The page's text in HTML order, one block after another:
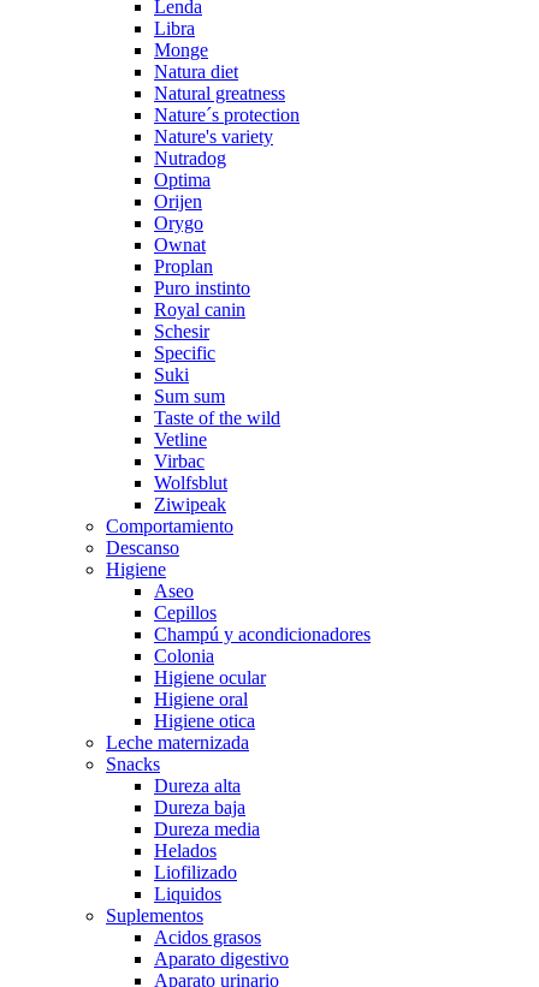
Lenda
Libra
Monge
Natura diet
Natural greatness
Nature´s protection
Nature's variety
Nutradog
Optima
Orijen
Orygo
Ownat
Proplan
Puro instinto
Royal canin
Schesir
Specific
Suki
Sum sum
Taste of the wild
Vetline
Virbac
Wolfsblut
Ziwipeak
Comportamiento
Descanso
Higiene
Aseo
Cepillos
Champú y acondicionadores
Colonia
Higiene ocular
Higiene oral
Higiene otica
Leche maternizada
Snacks
Dureza alta
Dureza baja
Dureza media
Helados
Liofilizado
Liquidos
Suplementos
Acidos grasos
Aparato digestivo
Aparato urinario